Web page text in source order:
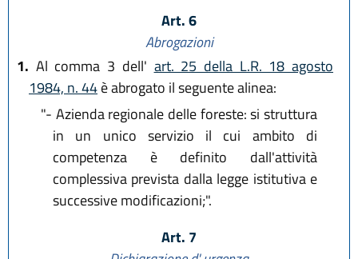
Art. 6
Abrogazioni
1. Al comma 3 dell' art. 25 della L.R. 18 agosto
1984, n. 44è abrogato il seguente alinea:
"- Azienda regionale delle foreste: si struttura
in un unico servizio il cui ambito di
competenza è definito dall'attività
complessiva prevista dalla legge istitutiva e
successive modificazioni;".
Art. 7